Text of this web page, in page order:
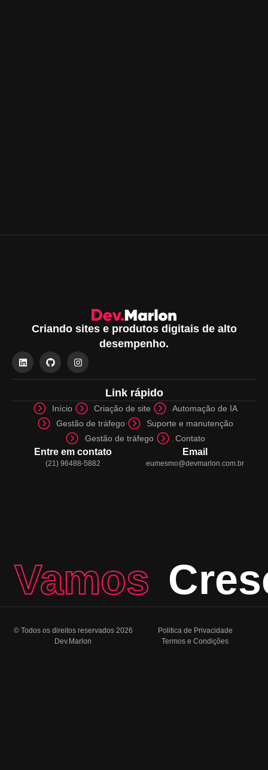
Criando sites e produtos digitais de alto
desempenho.
Link rápido
Início Criação de site
Automação de IA
Gestão de tráfego
Suporte e manutenção
Gestão de tráfego
Contato
Entre em contato
(21) 96488-5882
Email
eumesmo@devmarlon.com.br
Vamos
© Todos os direitos reservados 2026
Dev.Marlon
Politica de Privacidade
Termos e Condições